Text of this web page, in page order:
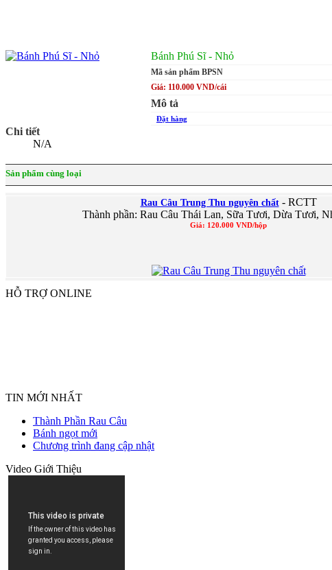
Bánh Phú Sĩ - Nhỏ
Mã sản phẩm BPSN
Giá: 110.000 VND/cái
Mô tả
Đặt hàng
Chi tiết
N/A
Sản phẩm cùng loại
Rau Câu Trung Thu nguyên chất- RCTT
Thành phần: Rau Câu Thái Lan, Sữa Tươi, Dừa Tươi,
Giá: 120.000 VND/hộp
HỖ TRỢ ONLINE
TIN MỚI NHẤT
Thành Phần Rau Câu
Bánh ngọt mới
Chương trình đang cập nhật
Video Giới Thiệu